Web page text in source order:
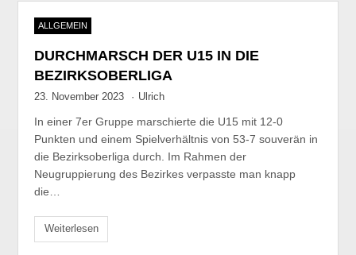
ALLGEMEIN
DURCHMARSCH DER U15 IN DIE
BEZIRKSOBERLIGA
23. November 2023 · Ulrich
In einer 7er Gruppe marschierte die U15 mit 12-0
Punkten und einem Spielverhältnis von 53-7 souverän in
die Bezirksoberliga durch. Im Rahmen der
Neugruppierung des Bezirkes verpasste man knapp
die…
Weiterlesen